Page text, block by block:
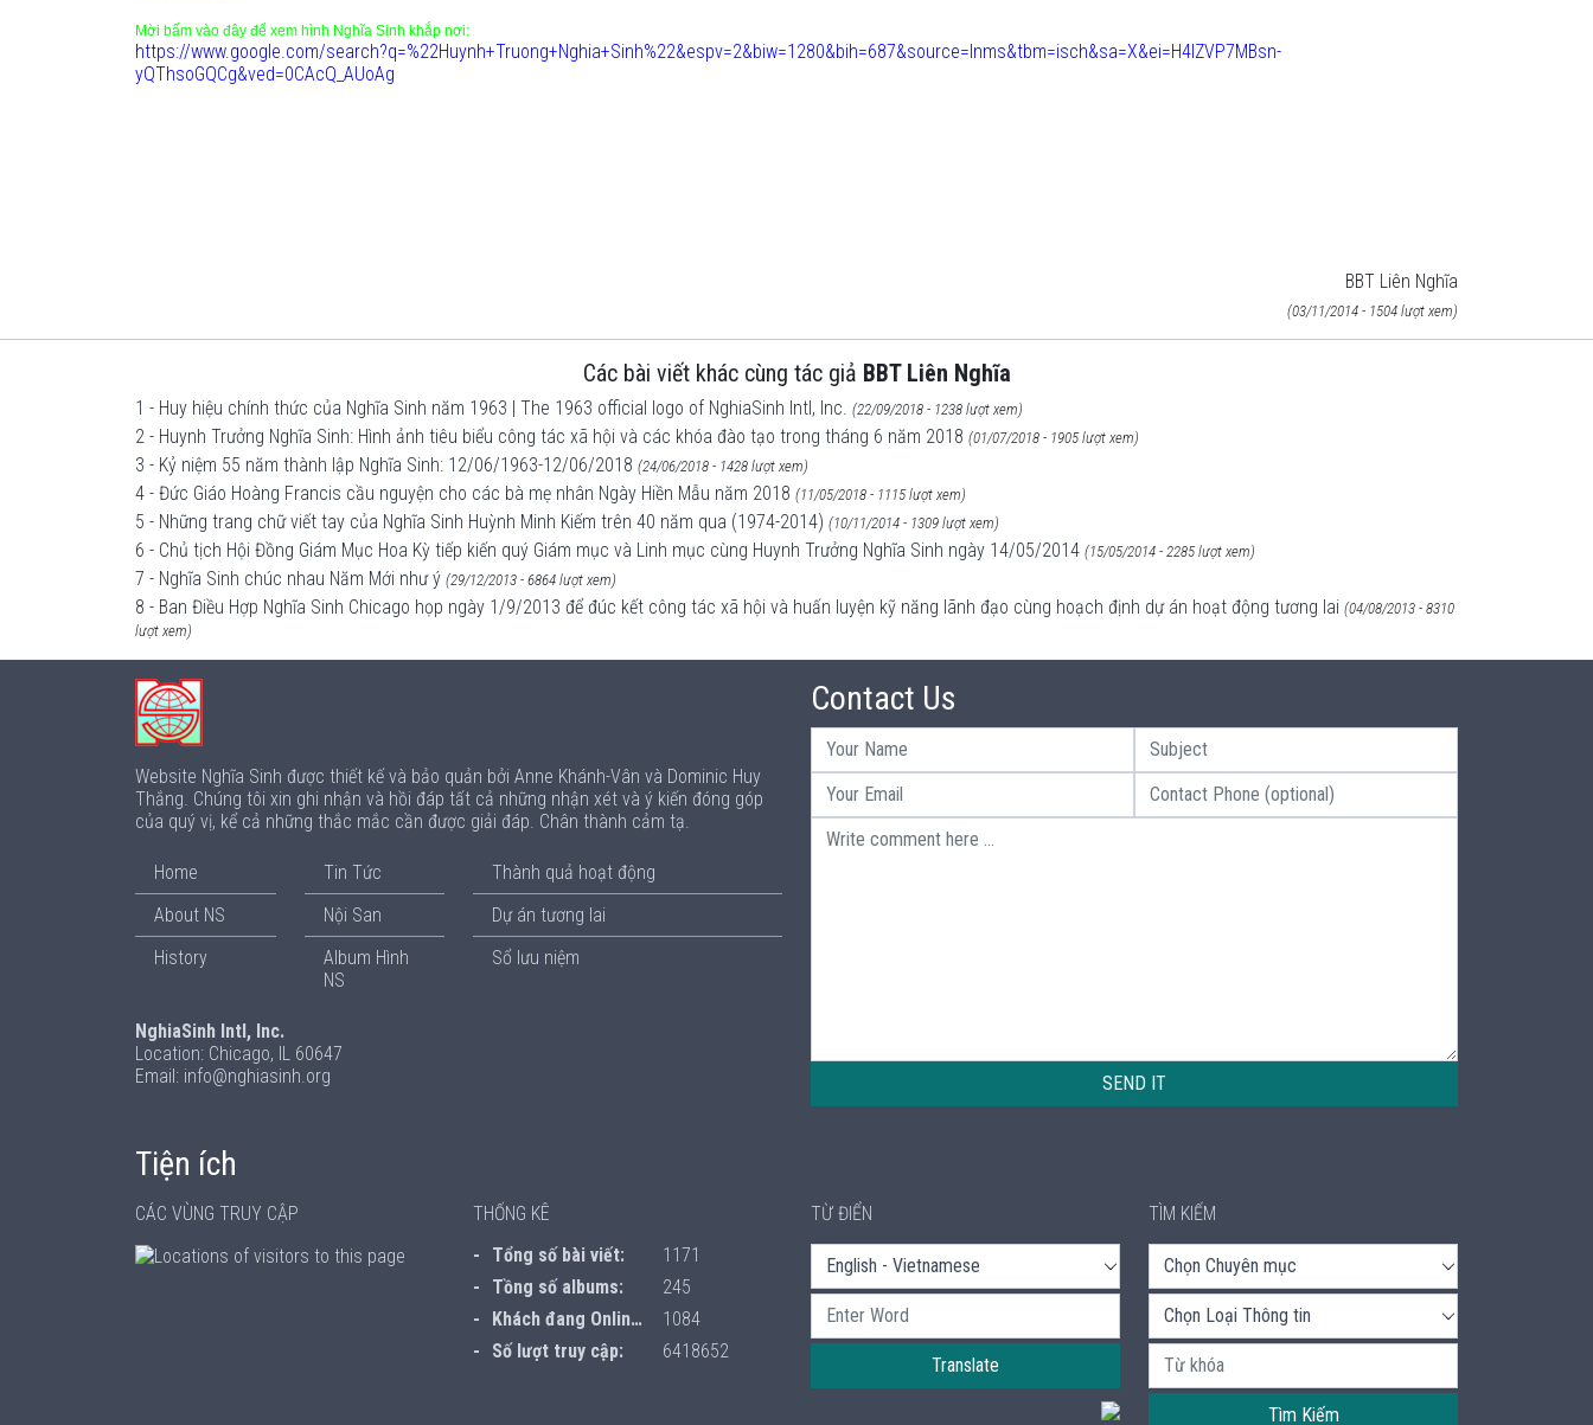
Mời bấm vào đây để xem hình Nghĩa Sinh khắp nơi:
https://www.google.com/search?q=%22Huynh+Truong+Nghia+Sinh%22&espv=2&biw=1280&bih=687&source=lnms&tbm=isch&sa=X&ei=H4lZVP7MBsn-
yQThsoGQCg&ved=0CAcQ_AUoAg
BBT Liên Nghĩa
(03/11/2014 - 1504 lượt xem)
Các bài viết khác cùng tác giả BBT Liên Nghĩa
1 - Huy hiệu chính thức của Nghĩa Sinh năm 1963 | The 1963 official logo of NghiaSinh Intl, Inc. (22/09/2018 - 1238 lượt xem)
2 - Huynh Trưởng Nghĩa Sinh: Hình ảnh tiêu biểu công tác xã hội và các khóa đào tạo trong tháng 6 năm 2018 (01/07/2018 - 1905 lượt xem)
3 - Kỷ niệm 55 năm thành lập Nghĩa Sinh: 12/06/1963-12/06/2018 (24/06/2018 - 1428 lượt xem)
4 - Đức Giáo Hoàng Francis cầu nguyện cho các bà mẹ nhân Ngày Hiền Mẫu năm 2018 (11/05/2018 - 1115 lượt xem)
5 - Những trang chữ viết tay của Nghĩa Sinh Huỳnh Minh Kiếm trên 40 năm qua (1974-2014) (10/11/2014 - 1309 lượt xem)
6 - Chủ tịch Hội Đồng Giám Mục Hoa Kỳ tiếp kiến quý Giám mục và Linh mục cùng Huynh Trưởng Nghĩa Sinh ngày 14/05/2014 (15/05/2014 - 2285 lượt xem)
7 - Nghĩa Sinh chúc nhau Năm Mới như ý (29/12/2013 - 6864 lượt xem)
8 - Ban Điều Hợp Nghĩa Sinh Chicago họp ngày 1/9/2013 để đúc kết công tác xã hội và huấn luyện kỹ năng lãnh đạo cùng hoạch định dự án hoạt động tương lai (04/08/2013 - 8310
lượt xem)
Website Nghĩa Sinh được thiết kế và bảo quản bởi Anne Khánh-Vân và Dominic Huy
Thắng. Chúng tôi xin ghi nhận và hồi đáp tất cả những nhận xét và ý kiến đóng góp
của quý vị, kể cả những thắc mắc cần được giải đáp. Chân thành cảm tạ.
Home
About NS
History
Tin Tức
Nội San
Album Hình
NS
Thành quả hoạt động
Dự án tương lai
Sổ lưu niệm
NghiaSinh Intl, Inc.
Location: Chicago, IL 60647
Email: info@nghiasinh.org
Contact Us
SEND IT
Tiện ích
CÁC VÙNG TRUY CẬP
THỐNG KÊ
Tổng số bài viết:
1171
Tồng số albums:
245
Khách đang Online:
1084
Số lượt truy cập:
6418652
TỪ ĐIỂN
Translate
TÌM KIẾM
Tìm Kiếm